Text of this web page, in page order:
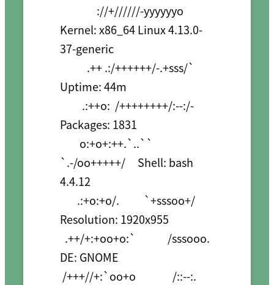
Kernel: x86_64 Linux 4.13.0-
37-generic
Uptime: 44m
Packages: 1831
`.-/oo+++++/     Shell: bash
4.4.12
Resolution: 1920x955
DE: GNOME